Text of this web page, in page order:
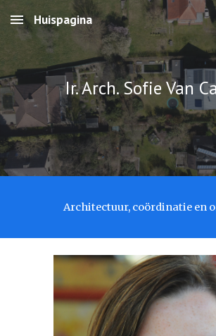
Skip to main content
Huispagina
Ir. Arch. Sofie Van
Architectuur, coördinatie en